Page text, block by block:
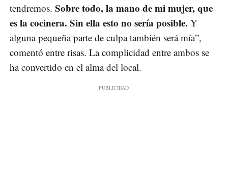
tendremos. Sobre todo, la mano de mi mujer, que
es la cocinera. Sin ella esto no sería posible. Y
alguna pequeña parte de culpa también será mía”,
comentó entre risas. La complicidad entre ambos se
ha convertido en el alma del local.